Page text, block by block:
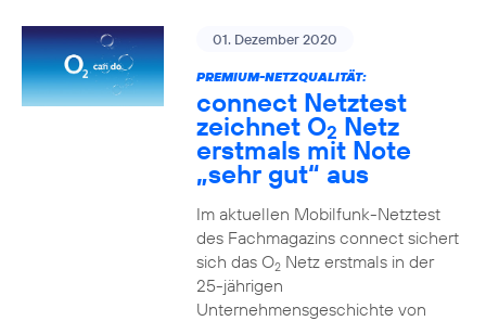
01. Dezember 2020
PREMIUM-NETZQUALITÄT:
connect Netztest
zeichnet O2 Netz
erstmals mit Note
„sehr gut“ aus
Im aktuellen Mobilfunk-Netztest
des Fachmagazins connect sichert
sich das O2Netz erstmals in der
25-jährigen
Unternehmensgeschichte von